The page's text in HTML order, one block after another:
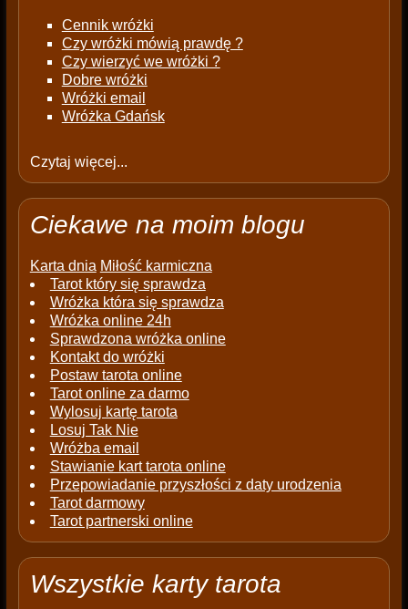
Cennik wróżki
Czy wróżki mówią prawdę ?
Czy wierzyć we wróżki ?
Dobre wróżki
Wróżki email
Wróżka Gdańsk
Czytaj więcej...
Ciekawe na moim blogu
Karta dnia Miłość karmiczna
Tarot który się sprawdza
Wróżka która się sprawdza
Wróżka online 24h
Sprawdzona wróżka online
Kontakt do wróżki
Postaw tarota online
Tarot online za darmo
Wylosuj kartę tarota
Losuj Tak Nie
Wróżba email
Stawianie kart tarota online
Przepowiadanie przyszłości z daty urodzenia
Tarot darmowy
Tarot partnerski online
Wszystkie karty tarota